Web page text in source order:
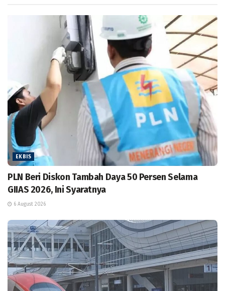
EKBIS
PLN Beri Diskon Tambah Daya 50 Persen Selama
GIIAS 2026, Ini Syaratnya
6 August 2026